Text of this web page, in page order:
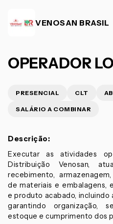
VENOSAN BRASIL
OPERADOR
PRESENCIAL CLT
SALÁRIO A COMBINAR
Descrição:
Executar as atividades
Distribuição Venosan,
recebimento,
de materiais e embalagens,
e produto acabado, incluindo
garantindo organização,
estoque e cumprimento dos